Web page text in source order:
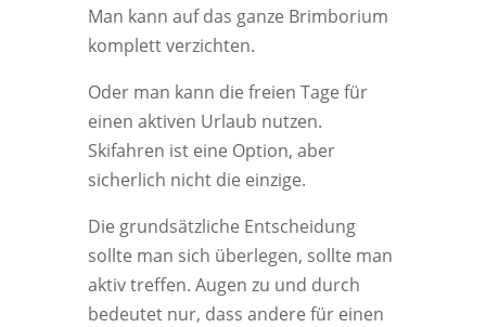
Man kann auf das ganze Brimborium
komplett verzichten.
Oder man kann die freien Tage für
einen aktiven Urlaub nutzen.
Skifahren ist eine Option, aber
sicherlich nicht die einzige.
Die grundsätzliche Entscheidung
sollte man sich überlegen, sollte man
aktiv treffen. Augen zu und durch
bedeutet nur, dass andere für einen